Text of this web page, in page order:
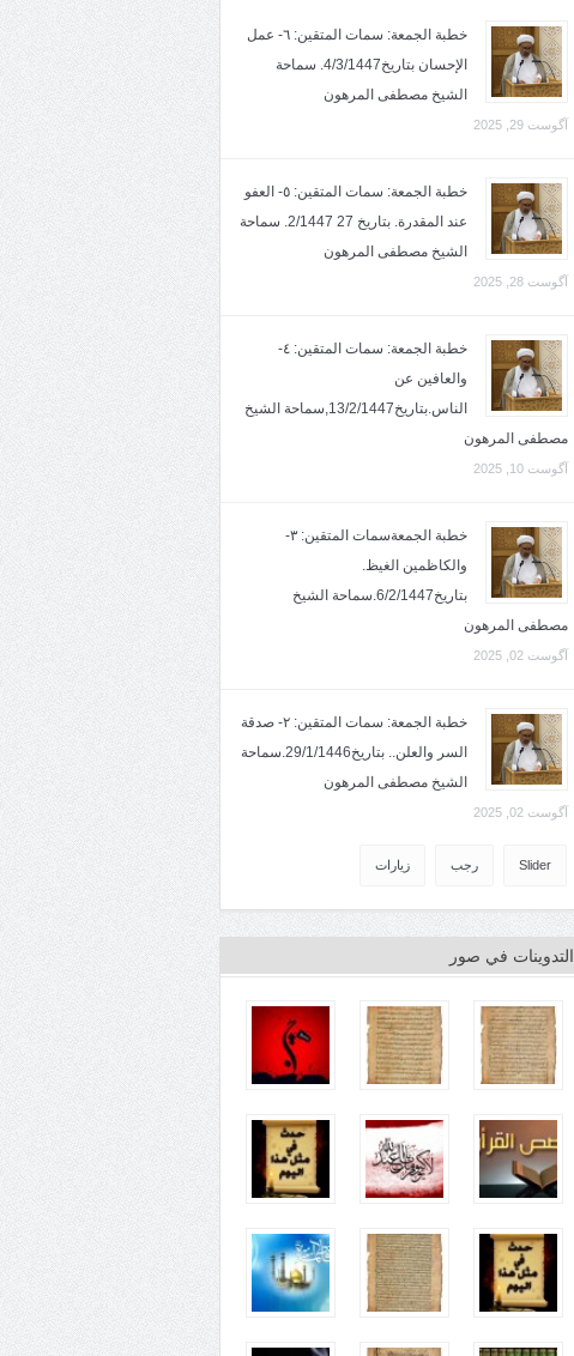
خطبة الجمعة: سمات المتقين: ٦- عمل
الإحسان بتاريخ4/3/1447. سماحة
الشيخ مصطفى المرهون
آگوست 29, 2025
خطبة الجمعة: سمات المتقين: ٥- العفو
عند المقدرة. بتاريخ 27 2/1447. سماحة
الشيخ مصطفى المرهون
آگوست 28, 2025
خطبة الجمعة: سمات المتقين: ٤-
والعافين عن
الناس.بتاريخ13/2/1447,سماحة الشيخ
مصطفى المرهون
آگوست 10, 2025
خطبة الجمعةسمات المتقين: ٣-
والكاظمين الغيظ.
بتاريخ6/2/1447.سماحة الشيخ
مصطفى المرهون
آگوست 02, 2025
خطبة الجمعة: سمات المتقين: ٢- صدقة
السر والعلن.. بتاريخ29/1/1446.سماحة
الشيخ مصطفى المرهون
آگوست 02, 2025
Slider رجب زيارات
التدوينات في صور